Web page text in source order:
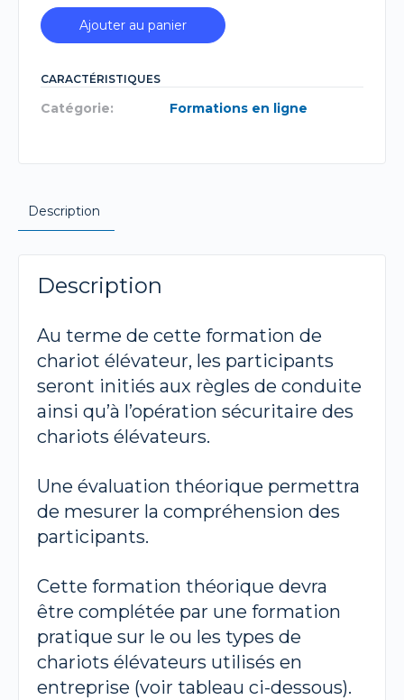
Ajouter au panier
CARACTÉRISTIQUES
Catégorie: Formations en ligne
Description
Description
Au terme de cette formation de
chariot élévateur, les participants
seront initiés aux règles de conduite
ainsi qu’à l’opération sécuritaire des
chariots élévateurs.
Une évaluation théorique permettra
de mesurer la compréhension des
participants.
Cette formation théorique devra
être complétée par une formation
pratique sur le ou les types de
chariots élévateurs utilisés en
entreprise (voir tableau ci-dessous).